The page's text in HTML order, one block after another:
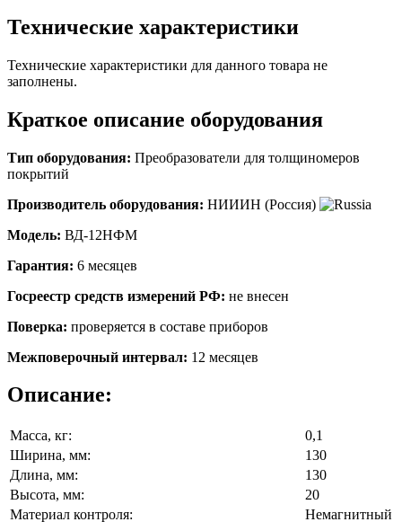
Технические характеристики
Технические характеристики для данного товара не
заполнены.
Краткое описание оборудования
Тип оборудования: Преобразователи для толщиномеров
покрытий
Производитель оборудования: НИИИН (Россия)
Модель: ВД-12НФМ
Гарантия: 6 месяцев
Госреестр средств измерений РФ: не внесен
Поверка: проверяется в составе приборов
Межповерочный интервал: 12 месяцев
Описание:
Масса, кг:
0,1
Ширина, мм:
130
Длина, мм:
130
Высота, мм:
20
Материал контроля:
Немагнитный